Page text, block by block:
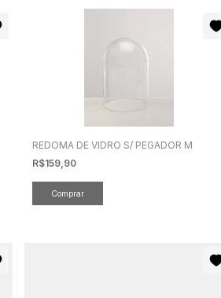
REDOMA DE VIDRO S/ PEGADOR M
R$159,90